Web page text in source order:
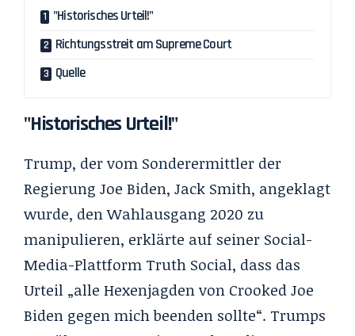
"Historisches Urteil!"
Richtungsstreit am Supreme Court
Quelle
"Historisches Urteil!"
Trump, der vom Sonderermittler der
Regierung Joe Biden, Jack Smith, angeklagt
wurde, den Wahlausgang 2020 zu
manipulieren, erklärte auf seiner Social-
Media-Plattform Truth Social, dass das
Urteil „alle Hexenjagden von Crooked Joe
Biden gegen mich beenden sollte“. Trumps